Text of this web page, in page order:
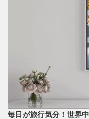
毎日が旅行気分！世界